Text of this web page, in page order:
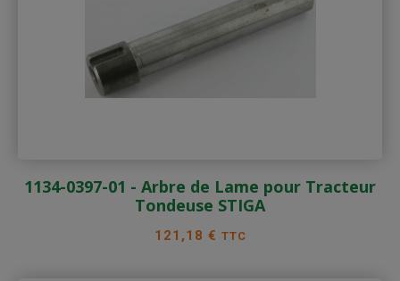
1134-0397-01 - Arbre de Lame pour Tracteur
Tondeuse STIGA
Prix
121,18 € TTC